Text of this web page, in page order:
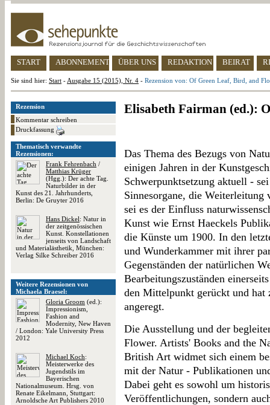
START ABONNEMENT ÜBER UNS REDAKTION BEIRAT
Sie sind hier: Start - Ausgabe 15 (2015), Nr. 4 - Rezension von: Of Green Leaf, Bird, and
Rezension
Kommentar schreiben
Druckfassung
Thematisch verwandte
Rezensionen:
Frank Fehrenbach /
Matthias Krüger
(Hgg.): Der achte Tag.
Naturbilder in der
Kunst des 21. Jahrhunderts,
Berlin: De Gruyter 2016
Hans Dickel: Natur in
der zeitgenössischen
Kunst. Konstellationen
jenseits von Landschaft
und Materialästhetik, München:
Verlag Silke Schreiber 2016
Weitere Rezensionen von
Michaela Braesel:
Gloria Groom (ed.):
Impressionism,
Fashion and
Modernity, New Haven
/ London: Yale University Press
2012
Michael Koch:
Meisterwerke des
Jugendstils im
Bayerischen
Nationalmuseum. Hrsg. von
Renate Eikelmann, Stuttgart:
Arnoldsche Art Publishers 2010
Elisabeth Fairman (ed.):
Das Thema des Bezugs von
einigen Jahren in der
Schwerpunktsetzung aktuell -
Sinnesorgane, die Weiterleitung
sei es der Einfluss
Kunst wie Ernst Haeckels
die Künste um 1900. In den
und Wunderkammer mit ihrer
Gegenständen der natürlichen
Bearbeitungszuständen
den Mittelpunkt gerückt und hat
angeregt.
Die Ausstellung und der
Flower. Artists' Books and the
British Art widmet sich einem
mit der Natur - Publikationen
Dabei geht es sowohl um
Veröffentlichungen, sondern